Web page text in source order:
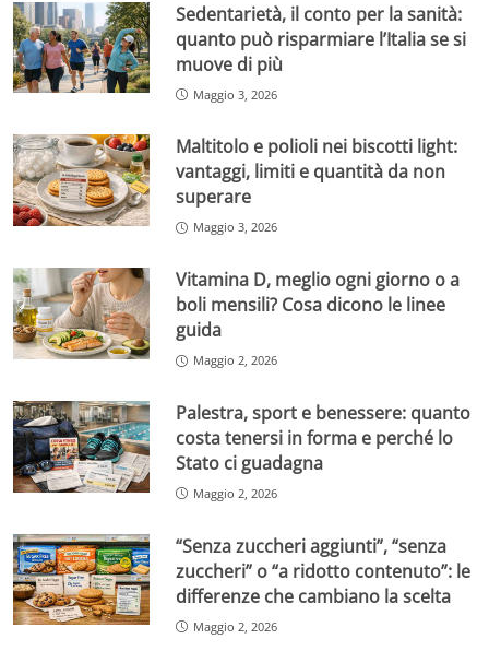
Sedentarietà, il conto per la sanità:
quanto può risparmiare l’Italia se si
muove di più
Maggio 3, 2026
Maltitolo e polioli nei biscotti light:
vantaggi, limiti e quantità da non
superare
Maggio 3, 2026
Vitamina D, meglio ogni giorno o a
boli mensili? Cosa dicono le linee
guida
Maggio 2, 2026
Palestra, sport e benessere: quanto
costa tenersi in forma e perché lo
Stato ci guadagna
Maggio 2, 2026
“Senza zuccheri aggiunti”, “senza
zuccheri” o “a ridotto contenuto”: le
differenze che cambiano la scelta
Maggio 2, 2026